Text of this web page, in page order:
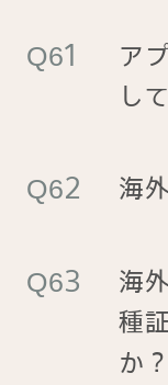
ア
し
海
海
種
か